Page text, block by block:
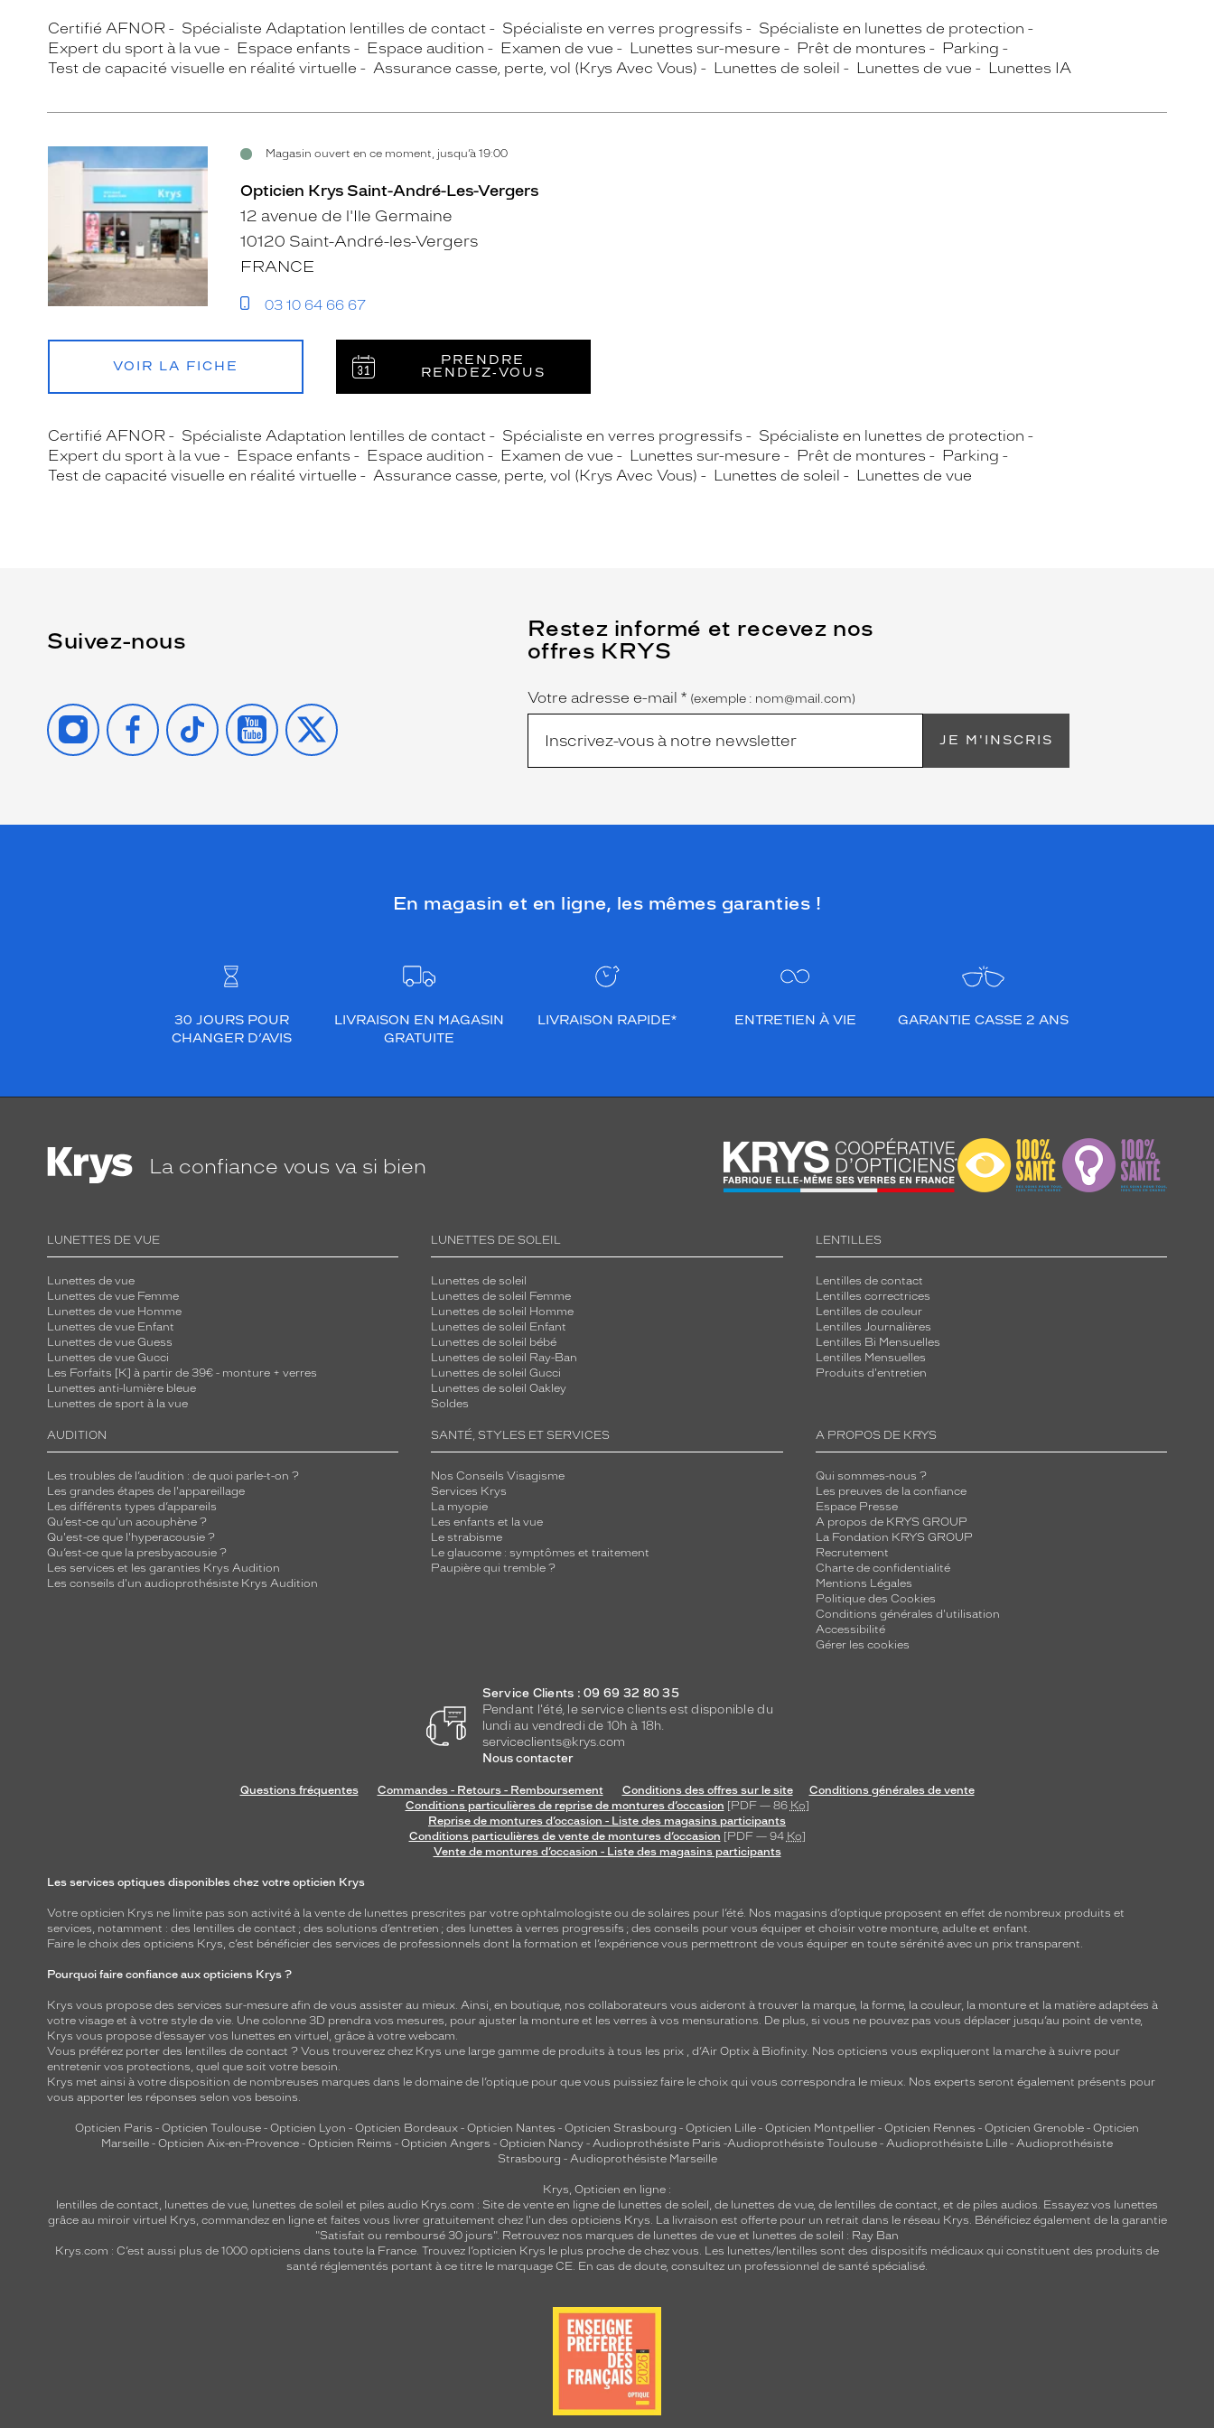
Certifié AFNOR Spécialiste Adaptation lentilles de contact Spécialiste en verres progressifs
Spécialiste en lunettes de protection
Expert du sport à la vue
Espace enfants Espace audition Examen de vue Lunettes sur-mesure Prêt de montures
Parking
Test de capacité visuelle en réalité virtuelle
Assurance casse, perte, vol (Krys Avec Vous) Lunettes de soleil Lunettes de vue Lunettes IA
Magasin ouvert en ce moment, jusqu’à 19:00
Opticien Krys Saint-André-Les-Vergers
12 avenue de l'Ile Germaine
10120 Saint-André-les-Vergers
FRANCE
03 10 64 66 67
VOIR LA FICHE
PRENDRE
RENDEZ‑VOUS
Certifié AFNOR Spécialiste Adaptation lentilles de contact Spécialiste en verres progressifs
Spécialiste en lunettes de protection
Expert du sport à la vue
Espace enfants Espace audition Examen de vue Lunettes sur-mesure Prêt de montures
Parking
Test de capacité visuelle en réalité virtuelle
Assurance casse, perte, vol (Krys Avec Vous) Lunettes de soleil Lunettes de vue
Suivez-nous
INSTAGRAMFACEBOOK
TIKTOK YOUTUBE
X
Restez informé et recevez nos
offres KRYS
Name
Votre adresse e-mail *
(Ce
champ
est
obligatoire)
(exemple : nom@mail.com)
JE M'INSCRIS
En magasin et en ligne, les mêmes garanties !
30 JOURS POUR
CHANGER D’AVIS
LIVRAISON EN MAGASIN
GRATUITE
LIVRAISON RAPIDE* ENTRETIEN À VIE GARANTIE CASSE 2 ANS
La confiance vous va si bien
LUNETTES DE VUE
Lunettes de vue
Lunettes de vue Femme
Lunettes de vue Homme
Lunettes de vue Enfant
Lunettes de vue Guess
Lunettes de vue Gucci
Les Forfaits [K] à partir de 39€ - monture + verres
Lunettes anti-lumière bleue
Lunettes de sport à la vue
LUNETTES DE SOLEIL
Lunettes de soleil
Lunettes de soleil Femme
Lunettes de soleil Homme
Lunettes de soleil Enfant
Lunettes de soleil bébé
Lunettes de soleil Ray-Ban
Lunettes de soleil Gucci
Lunettes de soleil Oakley
Soldes
LENTILLES
Lentilles de contact
Lentilles correctrices
Lentilles de couleur
Lentilles Journalières
Lentilles Bi Mensuelles
Lentilles Mensuelles
Produits d'entretien
AUDITION
Les troubles de l’audition : de quoi parle-t-on ?
Les grandes étapes de l'appareillage
Les différents types d’appareils
Qu’est-ce qu'un acouphène ?
Qu'est-ce que l'hyperacousie ?
Qu’est-ce que la presbyacousie ?
Les services et les garanties Krys Audition
Les conseils d'un audioprothésiste Krys Audition
SANTÉ, STYLES ET SERVICES
Nos Conseils Visagisme
Services Krys
La myopie
Les enfants et la vue
Le strabisme
Le glaucome : symptômes et traitement
Paupière qui tremble ?
A PROPOS DE KRYS
Qui sommes-nous ?
Les preuves de la confiance
Espace Presse
A propos de KRYS GROUP
La Fondation KRYS GROUP
Recrutement
Charte de confidentialité
Mentions Légales
Politique des Cookies
Conditions générales d'utilisation
Accessibilité
Gérer les cookies
Service Clients : 09 69 32 80 35
Pendant l'été, le service clients est disponible du
lundi au vendredi de 10h à 18h.
serviceclients@krys.com
Nous contacter
Questions fréquentes Commandes - Retours - Remboursement Conditions des offres sur le site
Conditions générales de vente
Conditions particulières de reprise de montures d’occasion [PDF — 86 Ko]
Reprise de montures d’occasion - Liste des magasins participants
Conditions particulières de vente de montures d’occasion [PDF — 94 Ko]
Vente de montures d’occasion - Liste des magasins participants
Les services optiques disponibles chez votre opticien Krys
Votre opticien Krys ne limite pas son activité à la vente de lunettes prescrites par votre ophtalmologiste ou de solaires pour l’été. Nos magasins d’optique proposent en effet de nombreux produits et
services, notamment : des lentilles de contact ; des solutions d’entretien ; des lunettes à verres progressifs ; des conseils pour vous équiper et choisir votre monture, adulte et enfant.
Faire le choix des opticiens Krys, c’est bénéficier des services de professionnels dont la formation et l’expérience vous permettront de vous équiper en toute sérénité avec un prix transparent.
Pourquoi faire confiance aux opticiens Krys ?
Krys vous propose des services sur-mesure afin de vous assister au mieux. Ainsi, en boutique, nos collaborateurs vous aideront à trouver la marque, la forme, la couleur, la monture et la matière adaptées à
votre visage et à votre style de vie. Une colonne 3D prendra vos mesures, pour ajuster la monture et les verres à vos mensurations. De plus, si vous ne pouvez pas vous déplacer jusqu’au point de vente,
Krys vous propose d’essayer vos lunettes en virtuel, grâce à votre webcam.
Vous préférez porter des lentilles de contact ? Vous trouverez chez Krys une large gamme de produits à tous les prix , d’Air Optix à Biofinity. Nos opticiens vous expliqueront la marche à suivre pour
entretenir vos protections, quel que soit votre besoin.
Krys met ainsi à votre disposition de nombreuses marques dans le domaine de l’optique pour que vous puissiez faire le choix qui vous correspondra le mieux. Nos experts seront également présents pour
vous apporter les réponses selon vos besoins.
Opticien Paris - Opticien Toulouse - Opticien Lyon - Opticien Bordeaux - Opticien Nantes - Opticien Strasbourg - Opticien Lille - Opticien Montpellier - Opticien Rennes - Opticien Grenoble - Opticien
Marseille - Opticien Aix-en-Provence - Opticien Reims - Opticien Angers - Opticien Nancy - Audioprothésiste Paris -Audioprothésiste Toulouse - Audioprothésiste Lille - Audioprothésiste
Strasbourg - Audioprothésiste Marseille
Krys, Opticien en ligne :
lentilles de contact, lunettes de vue, lunettes de soleil et piles audio Krys.com : Site de vente en ligne de lunettes de soleil, de lunettes de vue, de lentilles de contact, et de piles audios. Essayez vos lunettes
grâce au miroir virtuel Krys, commandez en ligne et faites vous livrer gratuitement chez l'un des opticiens Krys. La livraison est offerte pour un retrait dans le réseau Krys. Bénéficiez également de la garantie
"Satisfait ou remboursé 30 jours". Retrouvez nos marques de lunettes de vue et lunettes de soleil : Ray Ban
Krys.com : C’est aussi plus de 1000 opticiens dans toute la France. Trouvez l’opticien Krys le plus proche de chez vous. Les lunettes/lentilles sont des dispositifs médicaux qui constituent des produits de
santé réglementés portant à ce titre le marquage CE. En cas de doute, consultez un professionnel de santé spécialisé.